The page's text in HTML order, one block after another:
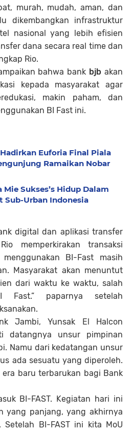
murah, mudah, aman, dan
dikembangkan infrastruktur
nasional yang lebih efisien
dana secara real time dan
Rio.
bahwa bank bjbakan
kepada masyarakat agar
makin paham, dan
BI Fast ini.
Euforia Final Piala
Ramaikan Nobar
Mie Sukses’s Hidup Dalam
Sub-Urban Indonesia
digital dan aplikasi transfer
memperkirakan transaksi
BI-Fast masih
Masyarakat akan menuntut
dari waktu ke waktu, salah
Fast.” paparnya setelah
Jambi, Yunsak El Halcon
datangnya unsur pimpinan
Namu dari kedatangan unsur
ada sesuatu yang diperoleh.
baru terbarukan bagi Bank
BI-FAST. Kegiatan hari ini
yang panjang, yang akhirnya
Setelah BI-FAST ini kita MoU